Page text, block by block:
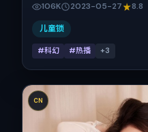
刘德华的表演层次丰富。影
院线与网络平台，春季档公
106K 2023-05-27 8.8
儿童锁
#科幻 #热播 +3
CN